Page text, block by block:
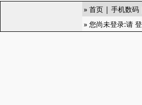
» 首页 | 手机数码
» 您尚未登录:请